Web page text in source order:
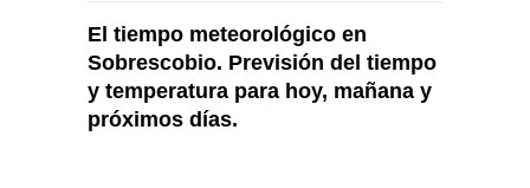
El tiempo meteorológico en
Sobrescobio. Previsión del tiempo
y temperatura para hoy, mañana y
próximos días.